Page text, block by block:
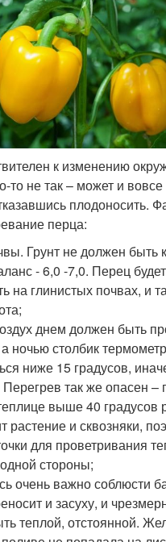
к изменению
то не так – может и вовсе
плодоносить.
перца:
Грунт не должен быть
- 6,0 -7,0. Перец
на глинистых почвах, и
днем должен быть
ночью столбик
ниже 15 градусов,
Перегрев так же опасен –
выше 40 градусов
растение и сквозняки,
для проветривания
стороны;
очень важно соблюсти
и засуху, и
теплой, отстоянной.